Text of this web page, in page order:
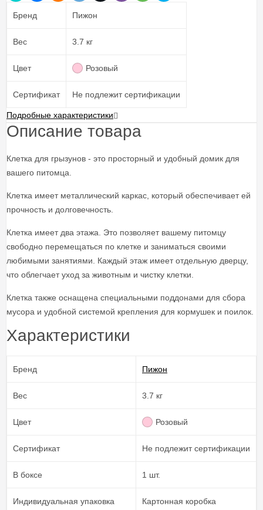
Бренд Пижон
Вес 3.7 кг
Цвет Розовый
Сертификат Не подлежит сертификации
Подробные характеристики
Описание товара
Клетка для грызунов - это просторный и удобный домик для
вашего питомца.
Клетка имеет металлический каркас, который обеспечивает ей
прочность и долговечность.
Клетка имеет два этажа. Это позволяет вашему питомцу
свободно перемещаться по клетке и заниматься своими
любимыми занятиями. Каждый этаж имеет отдельную дверцу,
что облегчает уход за животным и чистку клетки.
Клетка также оснащена специальными поддонами для сбора
мусора и удобной системой крепления для кормушек и поилок.
Характеристики
Бренд Пижон
Вес 3.7 кг
Цвет Розовый
Сертификат Не подлежит сертификации
В боксе 1 шт.
Индивидуальная упаковка Картонная коробка